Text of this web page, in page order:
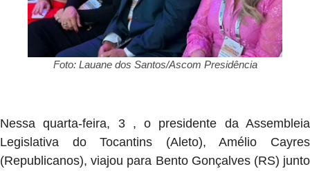
Foto: Lauane dos Santos/Ascom Presidência
Nessa quarta-feira, 3 , o presidente da Assembleia
Legislativa do Tocantins (Aleto), Amélio Cayres
(Republicanos), viajou para Bento Gonçalves (RS) junto